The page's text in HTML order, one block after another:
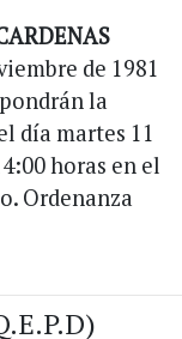
de 1981
la
día martes 11
horas en el
Ordenanza